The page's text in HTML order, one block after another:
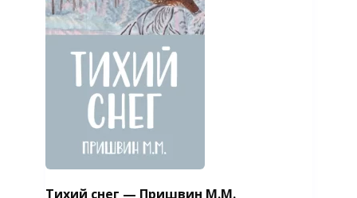
Тихий снег — Пришвин М.М.